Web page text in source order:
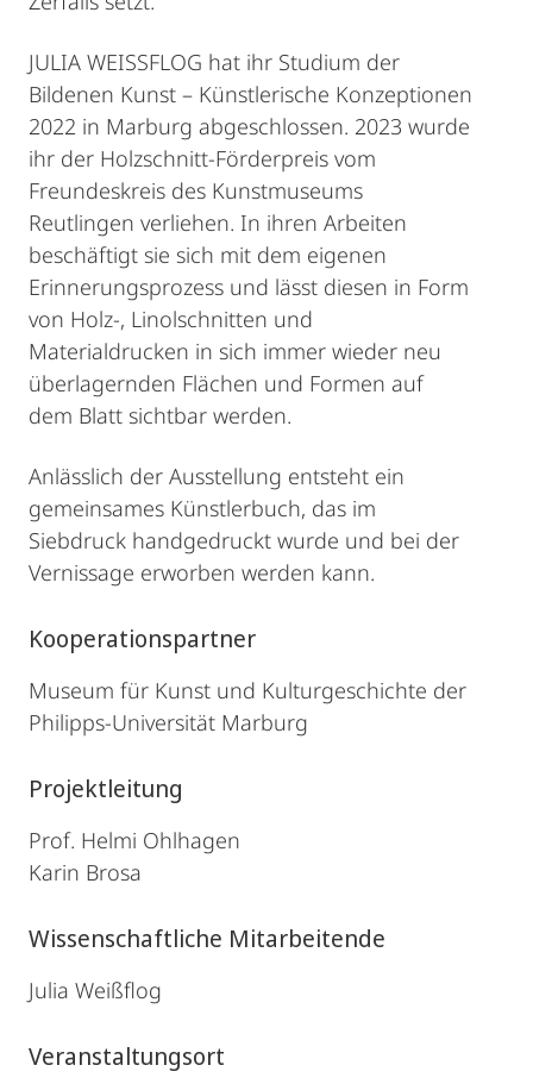
JULIA WEISSFLOG hat ihr Studium der
Bildenen Kunst – Künstlerische Konzeptionen
2022 in Marburg abgeschlossen. 2023 wurde
ihr der Holzschnitt-Förderpreis vom
Freundeskreis des Kunstmuseums
Reutlingen verliehen. In ihren Arbeiten
beschäftigt sie sich mit dem eigenen
Erinnerungsprozess und lässt diesen in Form
von Holz-, Linolschnitten und
Materialdrucken in sich immer wieder neu
überlagernden Flächen und Formen auf
dem Blatt sichtbar werden.
Anlässlich der Ausstellung entsteht ein
gemeinsames Künstlerbuch, das im
Siebdruck handgedruckt wurde und bei der
Vernissage erworben werden kann.
Kooperationspartner
Museum für Kunst und Kulturgeschichte der
Philipps-Universität Marburg
Projektleitung
Prof. Helmi Ohlhagen
Karin Brosa
Wissenschaftliche Mitarbeitende
Julia Weißflog
Veranstaltungsort